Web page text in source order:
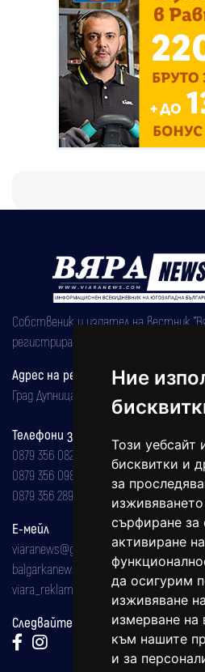
Ние
Този уебсайт
бисквитки и
за
сърфиране за
активиране
да осигурим
изживяване
измерване на
към нашите
и за
Собственик и издател на вестник
регистрирана на 08.05.2002 година.
Адрес на редакцията
Град Дупница, ул.''Христо Ботев" 43
Телефони за реклама и абонаменти
0879 356 082
0879 356 098
0879 356 289
Е-мейл
viaranews@gmail.com
balgarkanews@gmail.com
viara_reklama@mail.bg
Следвайте ни: